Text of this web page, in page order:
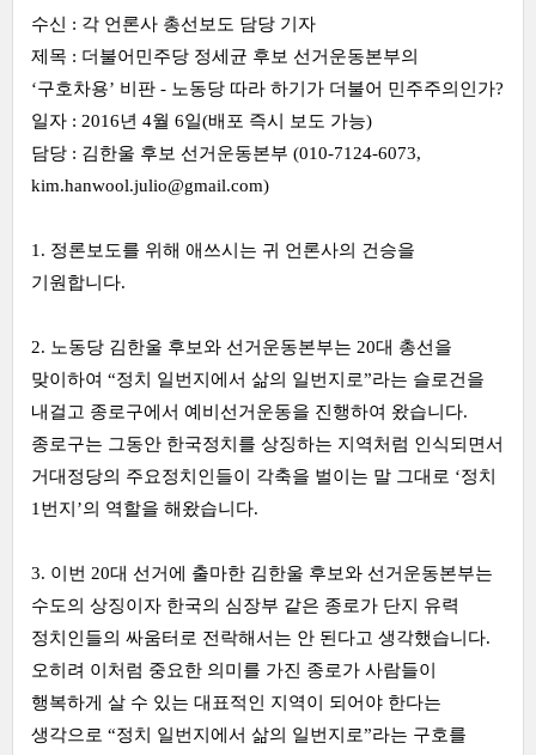
수신 : 각 언론사 총선보도 담당 기자
제목 : 더불어민주당 정세균 후보 선거운동본부의
‘구호차용’ 비판 - 노동당 따라 하기가 더불어 민주주의인가?
일자 : 2016년 4월 6일(배포 즉시 보도 가능)
담당 : 김한울 후보 선거운동본부 (010-7124-6073,
kim.hanwool.julio@gmail.com)
1. 정론보도를 위해 애쓰시는 귀 언론사의 건승을
기원합니다.
2. 노동당 김한울 후보와 선거운동본부는 20대 총선을
맞이하여 “정치 일번지에서 삶의 일번지로”라는 슬로건을
내걸고 종로구에서 예비선거운동을 진행하여 왔습니다.
종로구는 그동안 한국정치를 상징하는 지역처럼 인식되면서
거대정당의 주요정치인들이 각축을 벌이는 말 그대로 ‘정치
1번지’의 역할을 해왔습니다.
3. 이번 20대 선거에 출마한 김한울 후보와 선거운동본부는
수도의 상징이자 한국의 심장부 같은 종로가 단지 유력
정치인들의 싸움터로 전락해서는 안 된다고 생각했습니다.
오히려 이처럼 중요한 의미를 가진 종로가 사람들이
행복하게 살 수 있는 대표적인 지역이 되어야 한다는
생각으로 “정치 일번지에서 삶의 일번지로”라는 구호를